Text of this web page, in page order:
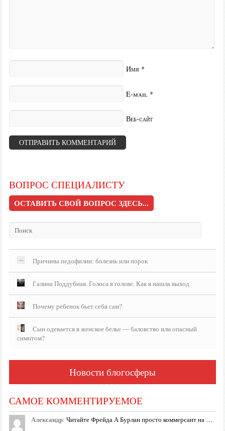
Имя *
E-mail *
Веб-сайт
ВОПРОС СПЕЦИАЛИСТУ
ОСТАВИТЬ СВОЙ ВОПРОС ЗДЕСЬ...
Причины педофилии: болезнь или порок
Галина Поддубная. Голоса в голове. Как я нашла выход
Почему ребенок бьет себя сам?
Сын одевается в женское белье — баловство или опасный
симптом?
Новости блогосферы
САМОЕ КОММЕНТИРУЕМОЕ
Александр: Читайте Фрейда А Бурлан просто коммерсант на …